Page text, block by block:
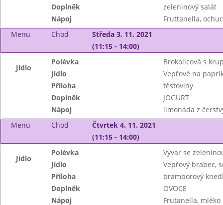
Doplněk
zeleninový salát
Nápoj
Fruttanella,
Menu
Chod
Středa 3. 11. 2021
(11:15 - 14:00)
Jídlo
Polévka
Brokolicová s
Jídlo
Vepřové na
Příloha
těstoviny
Doplněk
JOGURT
Nápoj
limonáda z
Menu
Chod
Čtvrtek 4. 11. 2021
(11:15 - 14:00)
Jídlo
Polévka
Vývar se
Jídlo
Vepřový brabec,
Příloha
bramborový
Doplněk
OVOCE
Nápoj
Frutanella, mléko